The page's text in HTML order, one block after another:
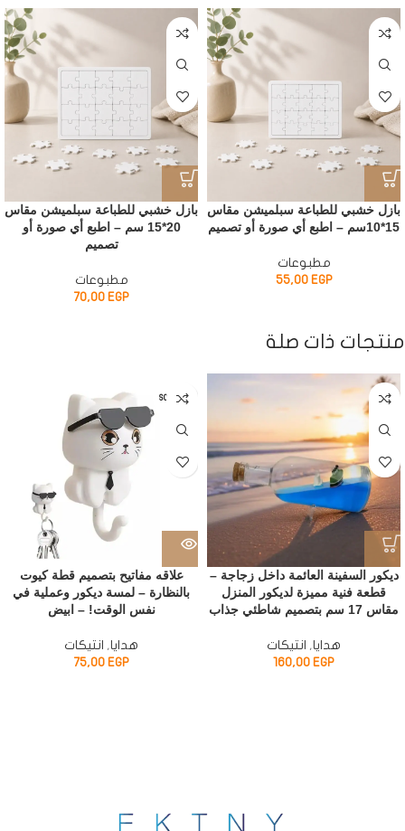
بازل خشبي للطباعة سبلميشن مقاس
15*10سم – اطبع أي صورة أو تصميم
مطبوعات
55,00 EGP
بازل خشبي للطباعة سبلميشن مقاس
20*15 سم – اطبع أي صورة أو
تصميم
مطبوعات
70,00 EGP
منتجات ذات صلة
ديكور السفينة العائمة داخل زجاجة –
قطعة فنية مميزة لديكور المنزل
مقاس 17 سم بتصميم شاطئي جذاب
هدايا, انتيكات
160,00 EGP
SOLD OUT
علاقه مفاتيح بتصميم قطة كيوت
بالنظارة – لمسة ديكور وعملية في
نفس الوقت! – ابيض
هدايا, انتيكات
75,00 EGP